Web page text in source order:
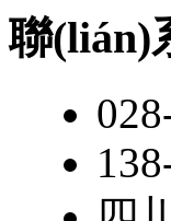
聯(lián)